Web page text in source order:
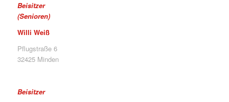
Beisitzer
(Senioren)
Willi Weiß
Pflugstraße 6
32425 Minden
Beisitzer